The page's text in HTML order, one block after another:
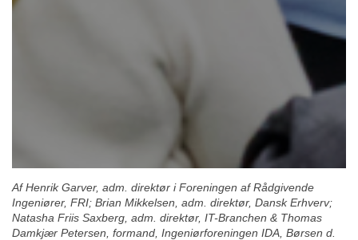
Af Henrik Garver, adm. direktør iForeningen af Rådgivende
Ingeniører, FRI; Brian Mikkelsen, adm. direktør, Dansk Erhverv;
Natasha Friis Saxberg, adm. direktør, IT-Branchen & Thomas
Damkjær Petersen, formand, Ingeniørforeningen IDA, Børsen d.